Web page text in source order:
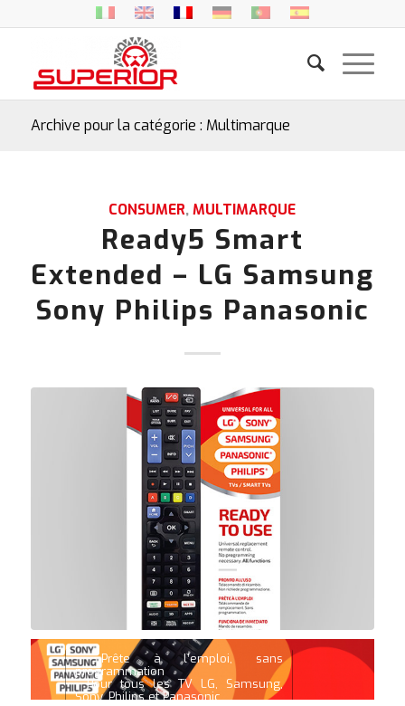
Archive pour la catégorie : Multimarque
CONSUMER,MULTIMARQUE
Ready5 Smart
Extended – LG Samsung
Sony Philips Panasonic
• Prête à l’emploi, sans
programmation
• Pour tous les TV LG, Samsung,
Sony, Philips et Panasonic